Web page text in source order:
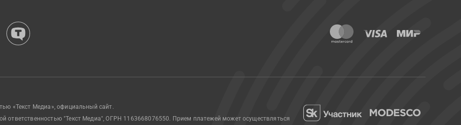
«Текст Медиа», официальный сайт.
ответственностью "Текст Медиа", ОГРН 1163668076550. Прием платежей может осуществляться